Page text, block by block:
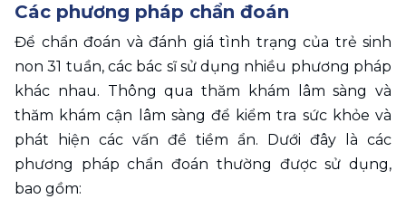
Các phương pháp chẩn đoán
Để chẩn đoán và đánh giá tình trạng của trẻ sinh
non 31 tuần, các bác sĩ sử dụng nhiều phương pháp
khác nhau. Thông qua thăm khám lâm sàng và
thăm khám cận lâm sàng để kiểm tra sức khỏe và
phát hiện các vấn đề tiềm ẩn. Dưới đây là các
phương pháp chẩn đoán thường được sử dụng,
bao gồm: